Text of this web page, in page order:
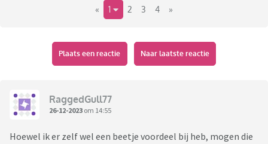
« 1 2 3 4 »
Plaats een reactie Naar laatste reactie
RaggedGull77
26-12-2023 om 14:55
Hoewel ik er zelf wel een beetje voordeel bij heb, mogen die